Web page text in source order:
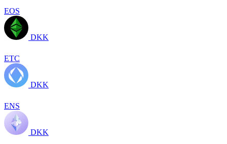
EOS
DKK
ETC
DKK
ENS
DKK